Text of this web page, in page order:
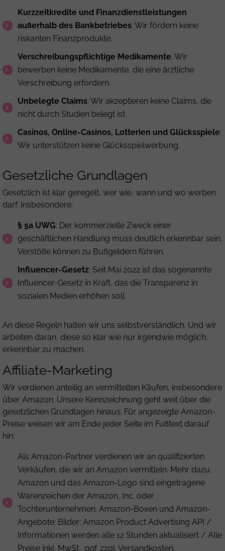
Kurzzeitkredite und Finanzdienstleistungen
außerhalb des Bankbetriebes: Wir fördern keine
riskanten Finanzprodukte.
Verschreibungspflichtige Medikamente: Wir
bewerben keine Medikamente, die eine ärztliche
Verschreibung erfordern.
Unbelegte Claims: Wir akzeptieren keine Claims, die
nicht durch Studien belegt ist.
Casinos, Online-Casinos, Lotterien und Glücksspiele:
Wir unterstützen keine Glücksspielwerbung.
Gesetzliche Grundlagen
Gesetzlich ist klar geregelt, wer wie, wann und wo werben
darf. Insbesondere:
§ 5a UWG: Der kommerzielle Zweck einer
geschäftlichen Handlung muss deutlich erkennbar sein.
Verstöße können zu Bußgeldern führen.
Influencer-Gesetz: Seit Mai 2022 ist das sogenannte
Influencer-Gesetz in Kraft, das die Transparenz in
sozialen Medien erhöhen soll.
An diese Regeln halten wir uns selbstverständlich. Und wir
arbeiten daran, diese so klar wie nur irgendwie möglich,
erkennbar zu machen.
Affiliate-Marketing
Wir verdienen anteilig an vermittelten Käufen, insbesondere
über Amazon. Unsere Kennzeichnung geht weit über die
gesetzlichen Grundlagen hinaus. Für angezeigte Amazon-
Preise weisen wir am Ende jeder Seite im Fußtext darauf
hin:
Als Amazon-Partner verdienen wir an qualifizierten
Verkäufen, die wir an Amazon vermitteln. Mehr dazu.
Amazon und das Amazon-Logo sind eingetragene
Warenzeichen der Amazon, Inc. oder
Tochterunternehmen. Amazon-Boxen und Amazon-
Angebote: Bilder: Amazon Product Advertising API /
Informationen werden alle 12 Stunden aktualisiert / Alle
Preise inkl. MwSt., ggf. zzgl. Versandkosten.